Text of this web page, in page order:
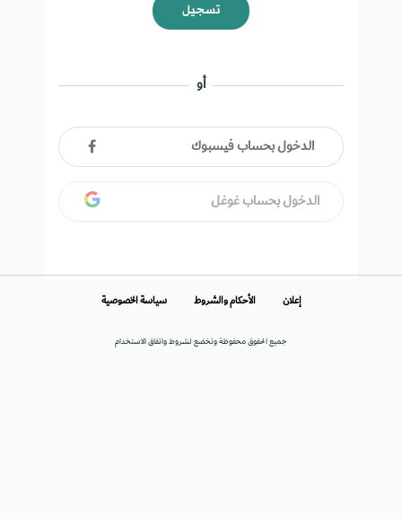
تسجيل
أو
الدخول بحساب فيسبوك
الدخول بحساب غوغل
جميع الحقوق محفوظة وتخضع لشروط واتفاق الاستخدام
إعلان الأحكام والشروط سياسة الخصوصية